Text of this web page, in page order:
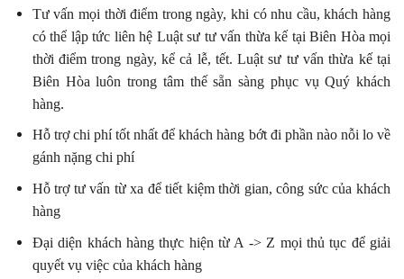
Tư vấn mọi thời điểm trong ngày, khi có nhu cầu, khách hàng
có thể lập tức liên hệ Luật sư tư vấn thừa kế tại Biên Hòa mọi
thời điểm trong ngày, kể cả lễ, tết. Luật sư tư vấn thừa kế tại
Biên Hòa luôn trong tâm thế sẵn sàng phục vụ Quý khách
hàng.
Hỗ trợ chi phí tốt nhất để khách hàng bớt đi phần nào nỗi lo về
gánh nặng chi phí
Hỗ trợ tư vấn từ xa để tiết kiệm thời gian, công sức của khách
hàng
Đại diện khách hàng thực hiện từ A -> Z mọi thủ tục để giải
quyết vụ việc của khách hàng